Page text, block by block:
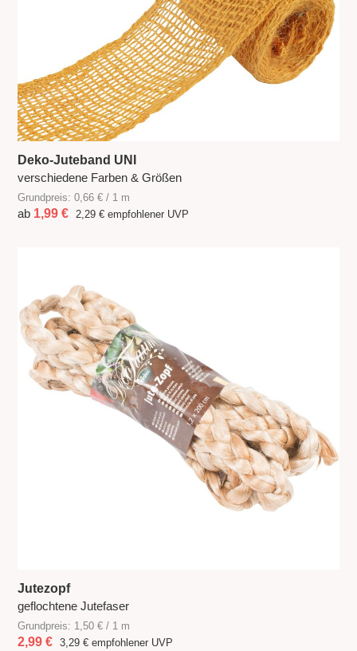
Deko-Juteband UNI
verschiedene Farben & Größen
Grundpreis: 0,66 € / 1 m
ab 1,99 € 2,29 € empfohlener UVP
Jutezopf
geflochtene Jutefaser
Grundpreis: 1,50 € / 1 m
2,99 € 3,29 € empfohlener UVP